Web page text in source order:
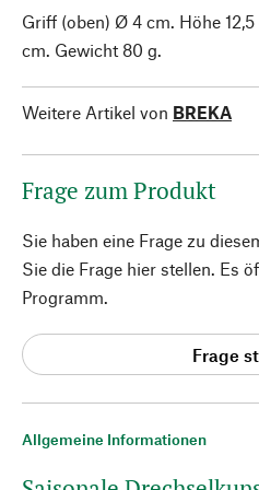
Allgemeine Informationen
Griff (oben) Ø 4 cm. Höhe
cm. Gewicht 80 g.
Weitere Artikel von BREKA
Frage zum Produkt
Sie haben eine Frage zu
Sie die Frage hier stellen. Es
Programm.
Frage